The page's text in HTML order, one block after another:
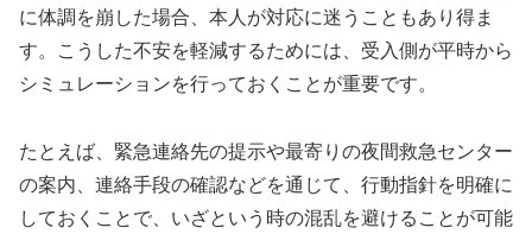
に体調を崩した場合、本人が対応に迷うこともあり得ま
す。こうした不安を軽減するためには、受入側が平時から
シミュレーションを行っておくことが重要です。
たとえば、緊急連絡先の提示や最寄りの夜間救急センター
の案内、連絡手段の確認などを通じて、行動指針を明確に
しておくことで、いざという時の混乱を避けることが可能